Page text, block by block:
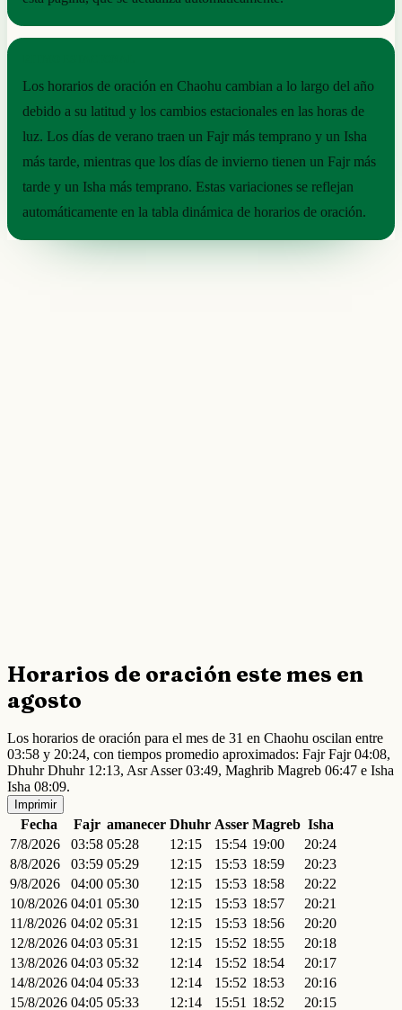
Los horarios de oración en Chaohu cambian a lo largo del año
debido a su latitud y los cambios estacionales en las horas de
luz. Los días de verano traen un Fajr más temprano y un Isha
más tarde, mientras que los días de invierno tienen un Fajr más
tarde y un Isha más temprano. Estas variaciones se reflejan
automáticamente en la tabla dinámica de horarios de oración.
Horarios de oración este mes en
agosto
Los horarios de oración para el mes de 31 en Chaohu oscilan entre
03:58 y 20:24, con tiempos promedio aproximados: Fajr Fajr 04:08,
Dhuhr Dhuhr 12:13, Asr Asser 03:49, Maghrib Magreb 06:47 e Isha
Isha 08:09.
Imprimir
Fecha Fajr amanecer Dhuhr Asser Magreb Isha
7/8/2026
03:58 05:28 12:15 15:54 19:00
20:24
8/8/2026
03:59 05:29 12:15 15:53 18:59
20:23
9/8/2026
04:00 05:30 12:15 15:53 18:58
20:22
10/8/2026 04:01 05:30 12:15 15:53 18:57
20:21
11/8/2026 04:02 05:31 12:15 15:53 18:56
20:20
12/8/2026 04:03 05:31 12:15 15:52 18:55
20:18
13/8/2026 04:03 05:32 12:14 15:52 18:54
20:17
14/8/2026 04:04 05:33 12:14 15:52 18:53
20:16
15/8/2026 04:05 05:33 12:14 15:51 18:52
20:15